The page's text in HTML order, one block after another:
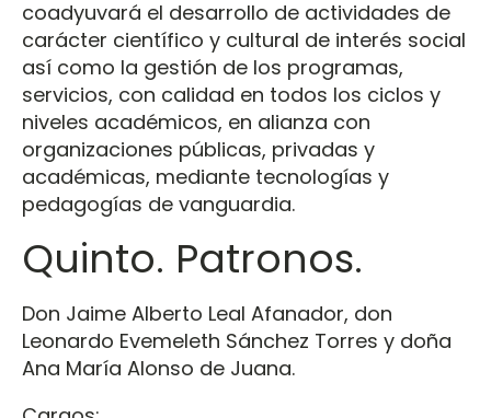
coadyuvará el desarrollo de actividades de
carácter científico y cultural de interés social
así como la gestión de los programas,
servicios, con calidad en todos los ciclos y
niveles académicos, en alianza con
organizaciones públicas, privadas y
académicas, mediante tecnologías y
pedagogías de vanguardia.
Quinto. Patronos.
Don Jaime Alberto Leal Afanador, don
Leonardo Evemeleth Sánchez Torres y doña
Ana María Alonso de Juana.